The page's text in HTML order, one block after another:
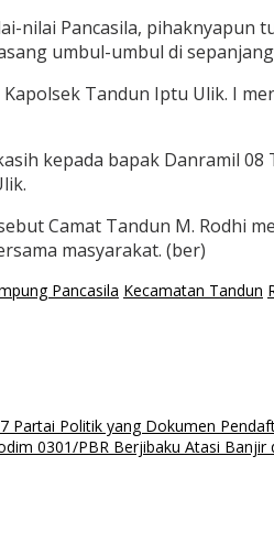
nilai Pancasila,
umbul-umbul di
Tandun Iptu Ulik. I
kepada bapak Danramil
Camat Tandun M. Rodhi
masyarakat. (ber)
Pancasila Kecamatan Tandun
Partai Politik yang Dokumen
0301/PBR Berjibaku Atasi Banjir